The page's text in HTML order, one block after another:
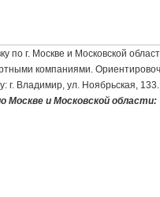
по г. Москве и Московской
компаниями.
г. Владимир, ул. Ноябрьская,
Москве и Московской области: